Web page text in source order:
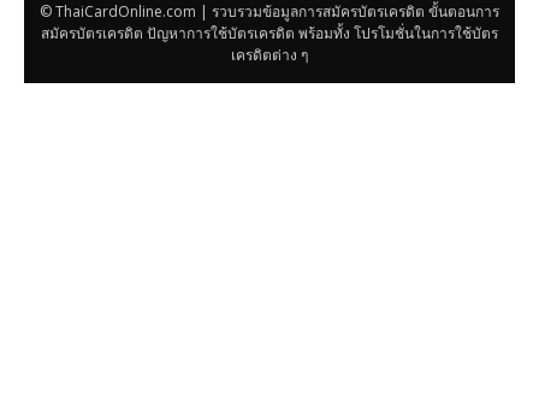
© ThaiCardOnline.com | รวบรวมข้อมูลการสมัครบัตรเครดิต ขั้นตอนการ
สมัครบัตรเครดิต ปัญหาการใช้บัตรเครดิต พร้อมทั้ง โปรโมชั่นในการใช้บัตร
เครดิตต่าง ๆ